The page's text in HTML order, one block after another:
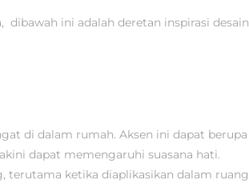
ini adalah deretan inspirasi desain
di dalam rumah. Aksen ini dapat berupa
dapat memengaruhi suasana hati.
terutama ketika diaplikasikan dalam ruang